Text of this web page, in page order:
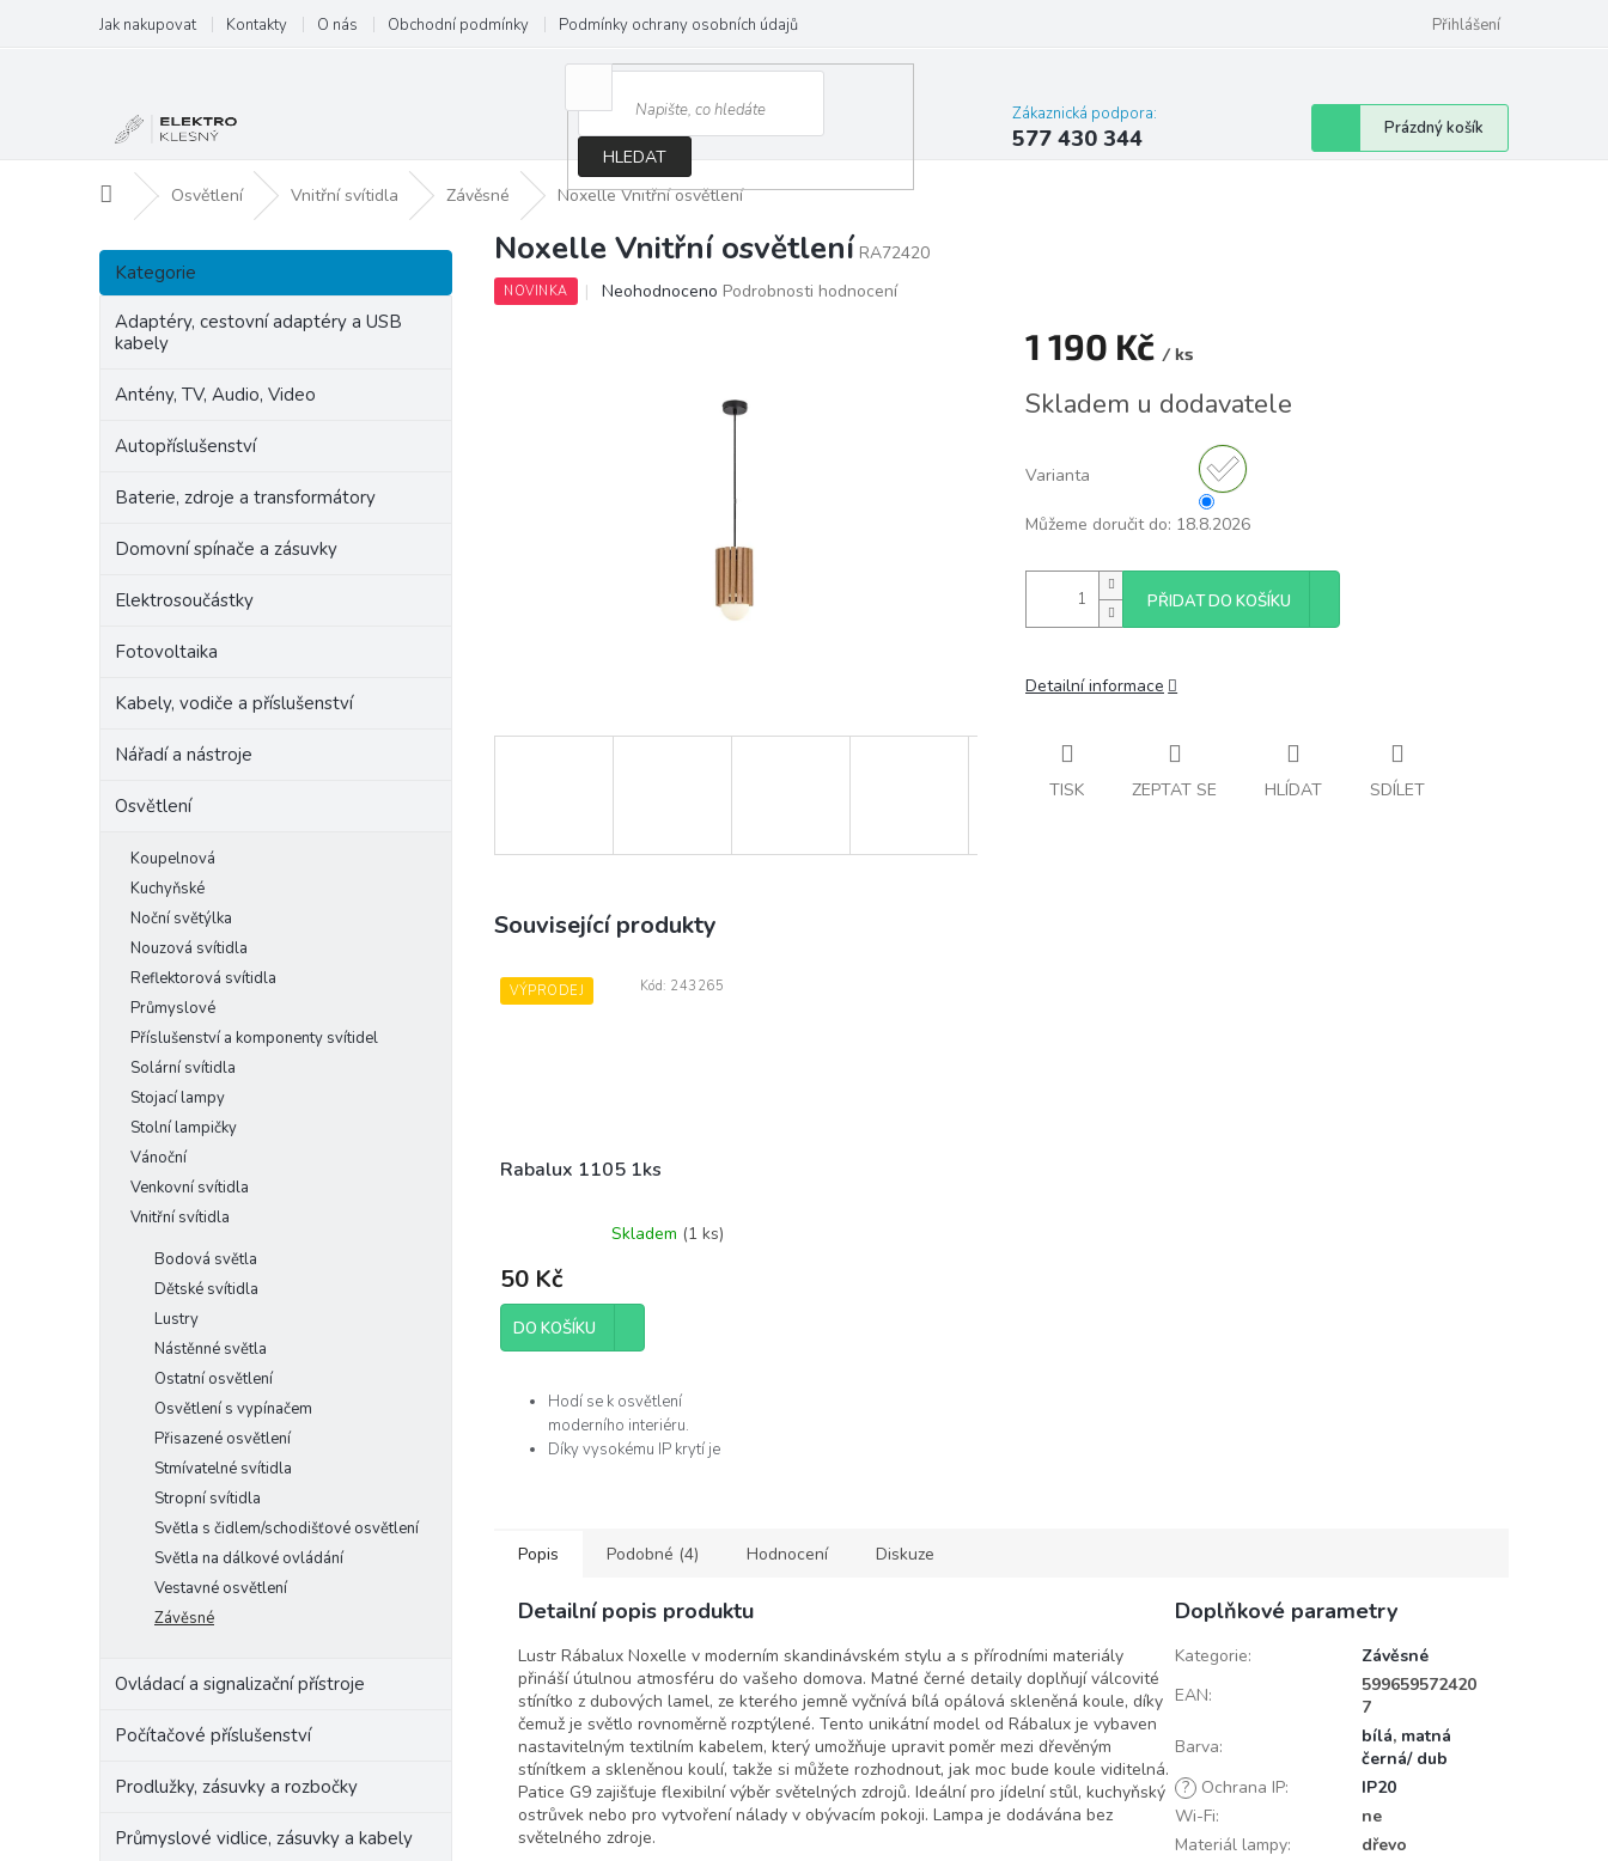
obsah
Jak nakupovat Kontakty O nás Obchodní podmínky Podmínky ochrany osobních údajů Přihlášení
HLEDAT
Zákaznická podpora:
577 430 344
Nákupní
košík
Prázdný košík
Domů Osvětlení Vnitřní svítidla Závěsné Noxelle Vnitřní osvětlení
P
s
Přeskočit
kategorie
Kategorie
Adaptéry, cestovní adaptéry a USB
kabely
Antény, TV, Audio, Video
Autopříslušenství
Baterie, zdroje a transformátory
Domovní spínače a zásuvky
Elektrosoučástky
Fotovoltaika
Kabely, vodiče a příslušenství
Nářadí a nástroje
Osvětlení
Koupelnová
Kuchyňské
Noční světýlka
Nouzová svítidla
Reflektorová svítidla
Průmyslové
Příslušenství a komponenty svítidel
Solární svítidla
Stojací lampy
Stolní lampičky
Vánoční
Venkovní svítidla
Vnitřní svítidla
Bodová světla
Dětské svítidla
Lustry
Nástěnné světla
Ostatní osvětlení
Osvětlení s vypínačem
Přisazené osvětlení
Stmívatelné svítidla
Stropní svítidla
Světla s čidlem/schodišťové osvětlení
Světla na dálkové ovládání
Vestavné osvětlení
Závěsné
Ovládací a signalizační přístroje
Počítačové příslušenství
Prodlužky, zásuvky a rozbočky
Průmyslové vidlice, zásuvky a kabely
Noxelle Vnitřní osvětlení RA72420
NOVINKA
Průměrné
Neohodnoceno Podrobnosti hodnocení
1 190 Kč / ks
cena:
Skladem u dodavatele
Varianta
Můžeme doručit do: 18.8.2026
PŘIDAT DO KOŠÍKU
Detailní informace
TISK ZEPTAT SE HLÍDAT SDÍLET
Související produkty
VÝPRODEJ
Rabalux 1105 1ks
Skladem (1 ks)
50 Kč
DO KOŠÍKU
Hodí se k osvětlení
moderního interiéru.
Díky vysokému IP krytí je
balení.
Kód: 243265
Popis Podobné (4) Hodnocení Diskuze
Detailní popis produktu
Lustr Rábalux Noxelle v moderním skandinávském stylu a s přírodními materiály
přináší útulnou atmosféru do vašeho domova. Matné černé detaily doplňují válcovité
stínítko z dubových lamel, ze kterého jemně vyčnívá bílá opálová skleněná koule, díky
čemuž je světlo rovnoměrně rozptýlené. Tento unikátní model od Rábalux je vybaven
nastavitelným textilním kabelem, který umožňuje upravit poměr mezi dřevěným
stínítkem a skleněnou koulí, takže si můžete rozhodnout, jak moc bude koule viditelná.
Patice G9 zajišťuje flexibilní výběr světelných zdrojů. Ideální pro jídelní stůl, kuchyňský
ostrůvek nebo pro vytvoření nálady v obývacím pokoji. Lampa je dodávána bez
světelného zdroje.
Doplňkové parametry
Kategorie:
Závěsné
EAN:
599659572420
7
Barva: bílá, matná
černá/ dub
? Ochrana IP:
IP20
Wi-Fi:
ne
Materiál lampy:
dřevo